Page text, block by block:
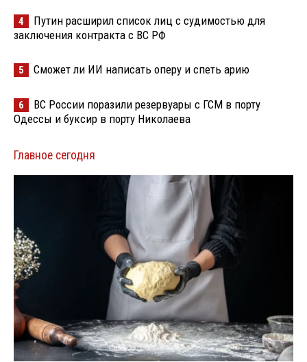
4
Путин расширил список лиц с судимостью для
заключения контракта с ВС РФ
5 Сможет ли ИИ написать оперу и спеть арию
6
ВС России поразили резервуары с ГСМ в порту
Одессы и буксир в порту Николаева
Главное сегодня